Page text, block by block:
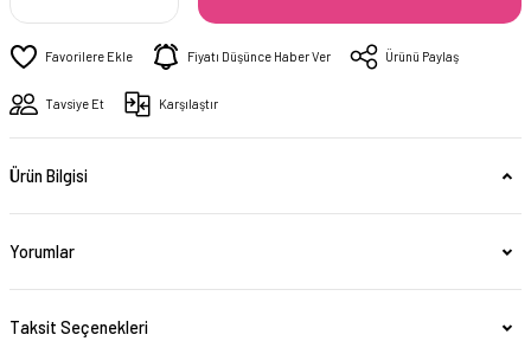
Fiyatı Düşünce Haber Ver Ürünü Paylaş
Tavsiye Et Karşılaştır
Ürün Bilgisi
Yorumlar
Taksit Seçenekleri